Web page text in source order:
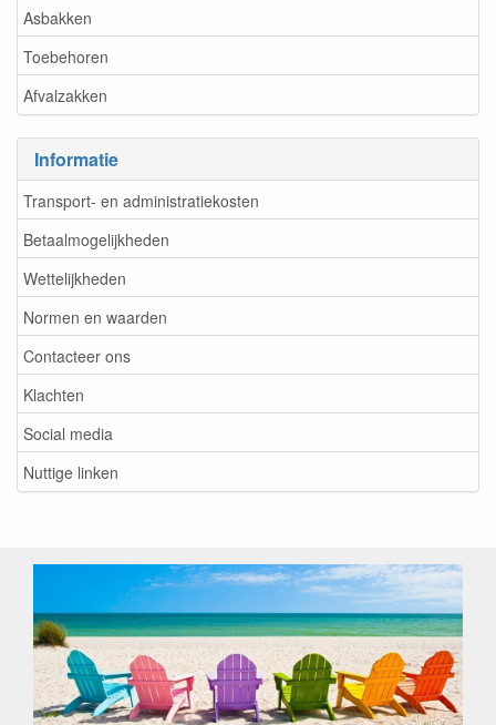
Asbakken
Toebehoren
Afvalzakken
Informatie
Transport- en administratiekosten
Betaalmogelijkheden
Wettelijkheden
Normen en waarden
Contacteer ons
Klachten
Social media
Nuttige linken